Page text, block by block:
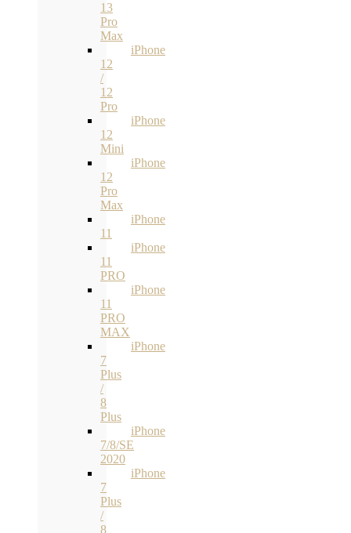
13
Pro
Max
iPhone
12
/
12
Pro
iPhone
12
Mini
iPhone
12
Pro
Max
iPhone
11
iPhone
11
PRO
iPhone
11
PRO
MAX
iPhone
7
Plus
/
8
Plus
iPhone
7/8/SE
2020
iPhone
7
Plus
/
8